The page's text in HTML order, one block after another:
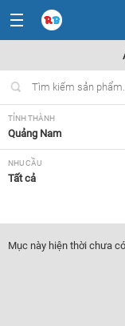
TỈNH THÀNH
Quảng Nam
NHU CẦU
Tất cả
A3
GIÁ XE
Mục này hiện thời chưa